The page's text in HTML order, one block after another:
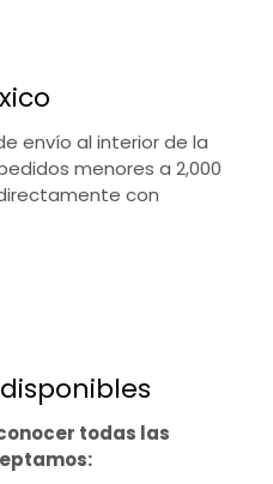
envío al interior de la
menores a 2,000
con
todas las